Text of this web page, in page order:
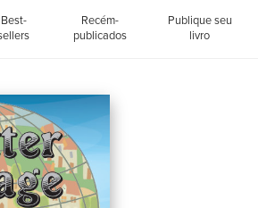
Best-
Recém-
publicados
Publique seu
livro